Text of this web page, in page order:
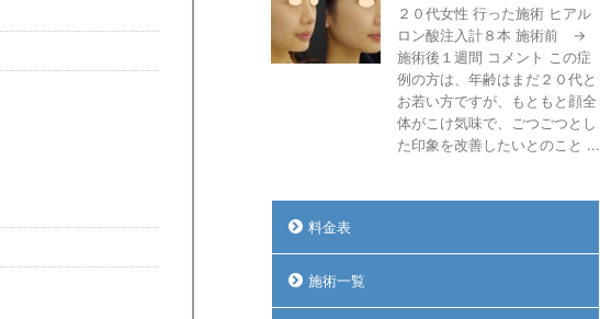
２０代女性 行った施術 ヒアル
ロン酸注入計８本 施術前 →
施術後１週間 コメント この症
例の方は、年齢はまだ２０代と
お若い方ですが、もともと顔全
体がこけ気味で、ごつごつとし
た印象を改善したいとのこと ...
料金表
施術一覧